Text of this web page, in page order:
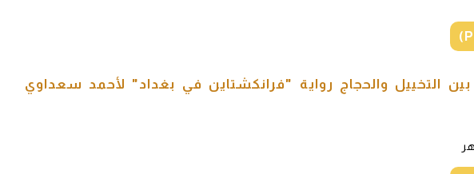
بين التخييل والحجاج رواية "فرانكشتاين في بغداد" لأحمد سعداوي